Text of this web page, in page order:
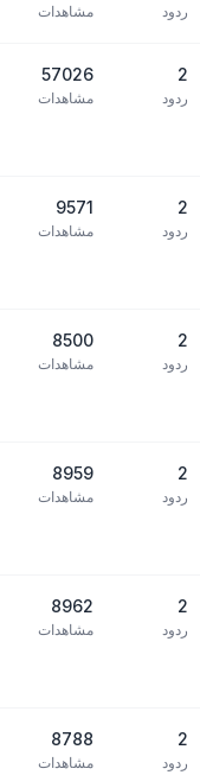
ردود مشاهدات
2
ردود
57026
مشاهدات
2
ردود
9571
مشاهدات
2
ردود
8500
مشاهدات
2
ردود
8959
مشاهدات
2
ردود
8962
مشاهدات
2
ردود
8788
مشاهدات